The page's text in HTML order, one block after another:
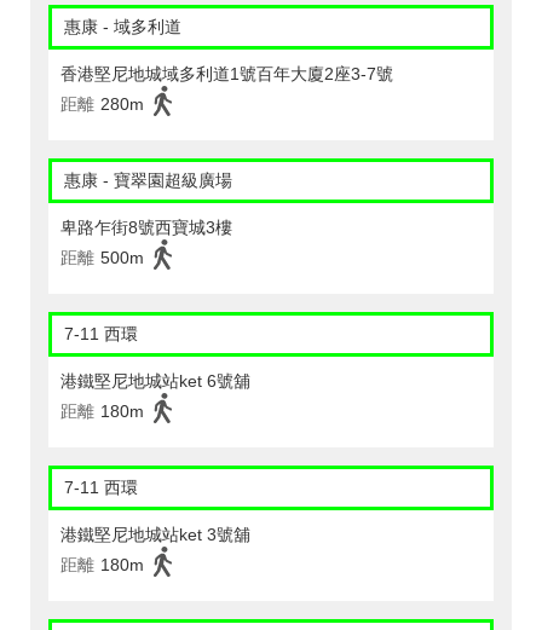
惠康 - 域多利道
香港堅尼地城域多利道1號百年大廈2座3-7號
距離 280m
惠康 - 寶翠園超級廣場
卑路乍街8號西寶城3樓
距離 500m
7-11 西環
港鐵堅尼地城站ket 6號舖
距離 180m
7-11 西環
港鐵堅尼地城站ket 3號舖
距離 180m